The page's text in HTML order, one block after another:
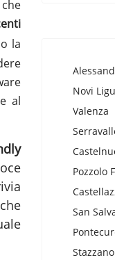
la
al
Novi
Valenza
Pozzolo
San
Stazzano